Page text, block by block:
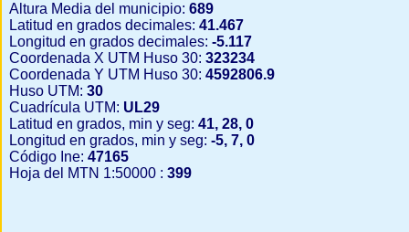
Altura Media del municipio: 689
Latitud en grados decimales: 41.467
Longitud en grados decimales: -5.117
Coordenada X UTM Huso 30: 323234
Coordenada Y UTM Huso 30: 4592806.9
Huso UTM: 30
Cuadrícula UTM: UL29
Latitud en grados, min y seg: 41, 28, 0
Longitud en grados, min y seg: -5, 7, 0
Código Ine: 47165
Hoja del MTN 1:50000 : 399